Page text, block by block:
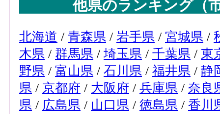
他県のランキング（
北海道 / 青森県 / 岩手県 / 宮城県 /
木県 / 群馬県 / 埼玉県 / 千葉県 / 東
野県 / 富山県 / 石川県 / 福井県 / 静
県 / 京都府 / 大阪府 / 兵庫県 / 奈良
県 / 広島県 / 山口県 / 徳島県 / 香川